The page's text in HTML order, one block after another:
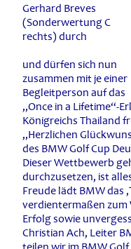
Gerhard Breves
(Sonderwertung C
rechts) durch
und dürfen sich nun
zusammen mit je einer
Begleitperson auf das
„Once in a Lifetime“-
Königreichs Thailand
„Herzlichen
des BMW Golf Cup
Dieser Wettbewerb
durchzusetzen, ist
Freude lädt BMW das
verdientermaßen
Erfolg sowie
Christian Ach, Leiter